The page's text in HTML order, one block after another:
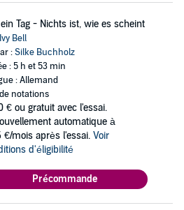
Tag - Nichts ist, wie es scheint
Ivy Bell
:Silke Buchholz
: 5 h et 53 min
: Allemand
notations
€ ou gratuit avec l'essai.
automatique à
€/mois après l'essai. Voir
d'éligibilité
Précommande